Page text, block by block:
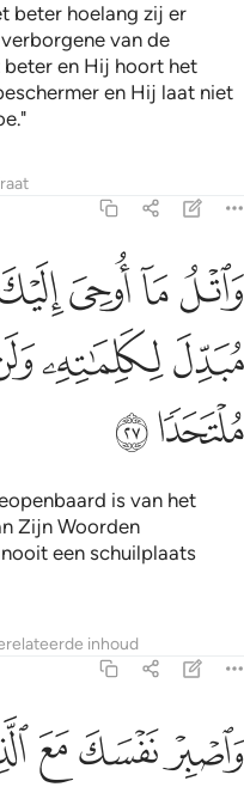
beter hoelang zij er
van de
beter en Hij hoort het
en Hij laat niet
واتل ما اوحي اليك من كتاب ربك
وَٱتْلُ مَآ أُوحِىَ إِلَيْكَ مِن كِتَابِ
ﳉﳊﳋ
ﳒﳓ
ﳘﳙ
is van het
Zijn Woorden
een schuilplaats
inhoud
واصبر نفسك مع الذين يدعون
وَٱصْبِرْ نَفْسَكَ مَعَ ٱلَّذِينَ يَدْعُونَ
ﱁﱂﱃ